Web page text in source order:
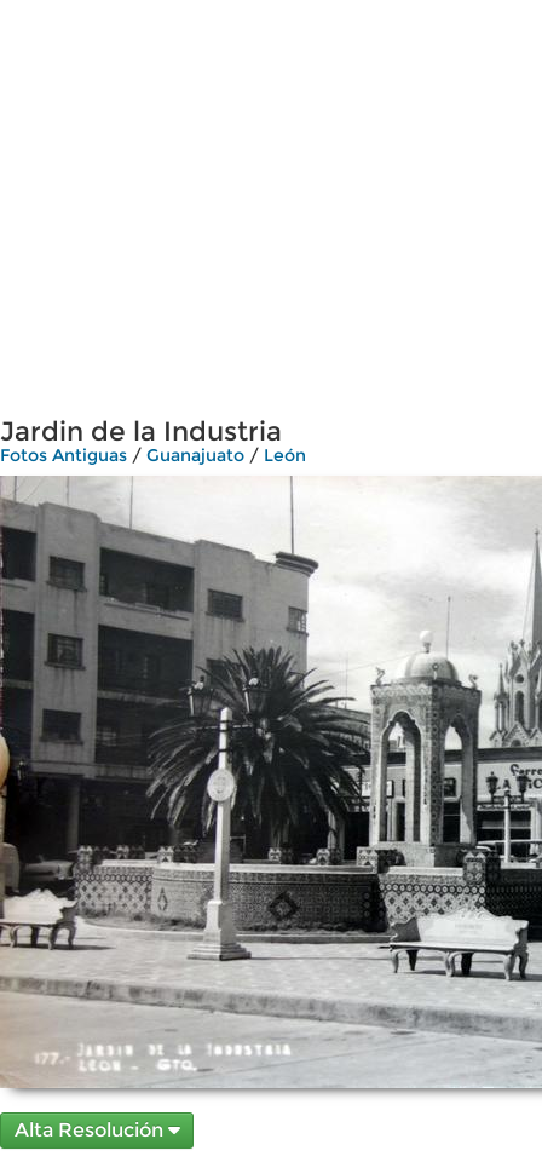
Jardin de la Industria
Fotos Antiguas / Guanajuato / León
Alta Resolución